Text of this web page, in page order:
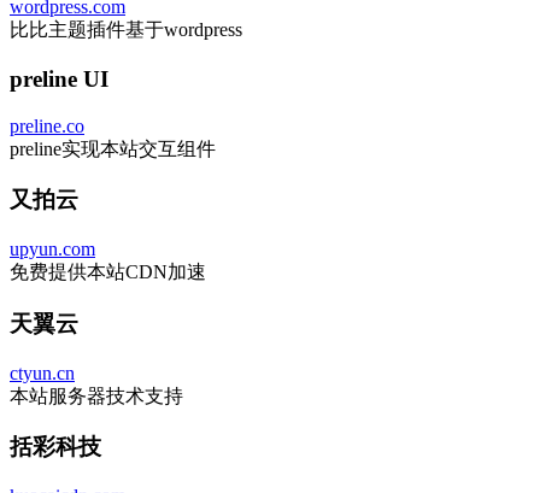
wordpress.com
比比主题插件基于wordpress
preline UI
preline.co
preline实现本站交互组件
又拍云
upyun.com
免费提供本站CDN加速
天翼云
ctyun.cn
本站服务器技术支持
括彩科技